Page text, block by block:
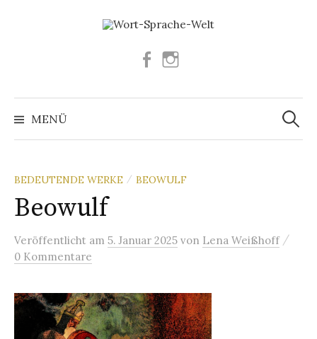
Facebook
MENÜ
Suchen
nach:
BEDEUTENDE WERKE / BEOWULF
Beowulf
Veröffentlicht am 5. Januar 2025 von Lena Weißhoff /
0 Kommentare